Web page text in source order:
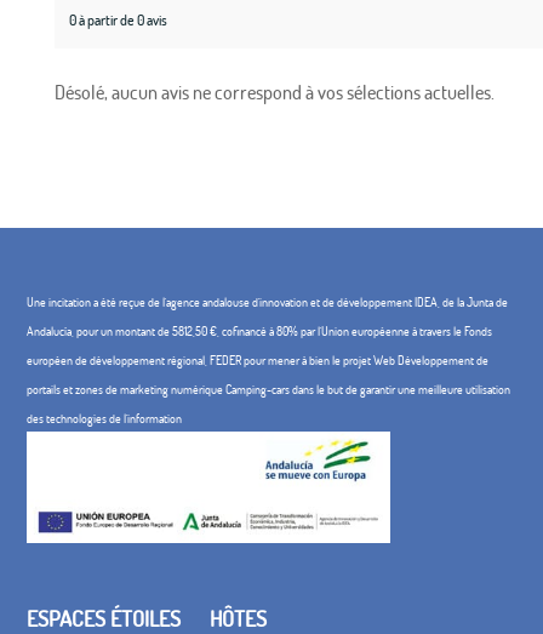
0 à partir de 0 avis
Désolé, aucun avis ne correspond à vos sélections actuelles.
Une incitation a été reçue de l'agence andalouse d'innovation et de développement IDEA, de la Junta de
Andalucía, pour un montant de 5812,50 €, cofinancé à 80% par l'Union européenne à travers le Fonds
européen de développement régional, FEDER pour mener à bien le projet Web Développement de
portails et zones de marketing numérique Camping-cars dans le but de garantir une meilleure utilisation
des technologies de l'information
ESPACES ÉTOILES HÔTES